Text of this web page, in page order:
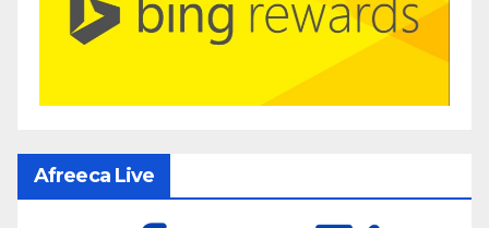
Afreeca Live